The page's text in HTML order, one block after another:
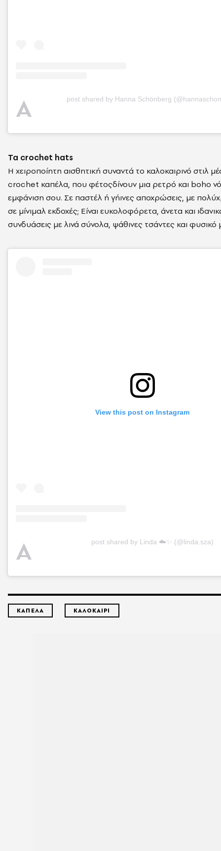
A post shared by Hanna Schönberg
Τα crochet hats
Η χειροποίητη αισθητική συναντά το καλοκαιρινό στιλ
crochet καπέλα, που φέτοςδίνουν μια ρετρό και boho
εμφάνιση σου. Σε παστέλ ή γήινες αποχρώσεις, με
σε μίνιμαλ εκδοχές; Είναι ευκολοφόρετa, άνετα και ι
συνδυάσεις με λινά σύνολα, ψάθινες τσάντες και φυσικό
View this post on Instagram
A post shared by Linda ☁️✨ (@linda.sza)
ΚΑΠΕΛΑ ΚΑΛΟΚΑΙΡΙ